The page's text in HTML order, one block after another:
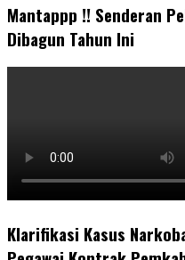
Mantappp !! Senderan
Dibagun Tahun Ini
Klarifikasi Kasus